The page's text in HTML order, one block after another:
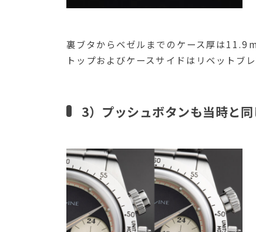
裏ブタからベゼルまでのケース厚は
トップおよびケースサイドはリベットブ
3）プッシュボタンも当時と